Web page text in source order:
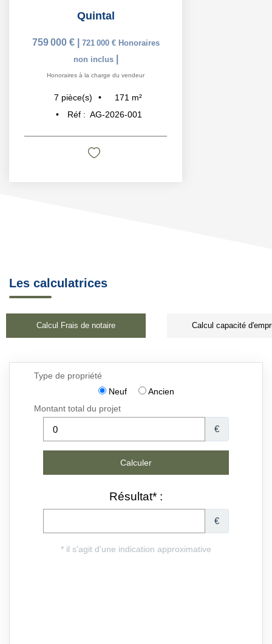
Quintal
759 000 € 721 000 € Honoraires
non inclus
Honoraires à la charge du vendeur
7 pièce(s) 171 m²
Réf : AG-2026-001
Les calculatrices
Calcul Frais de notaire Calcul capacité